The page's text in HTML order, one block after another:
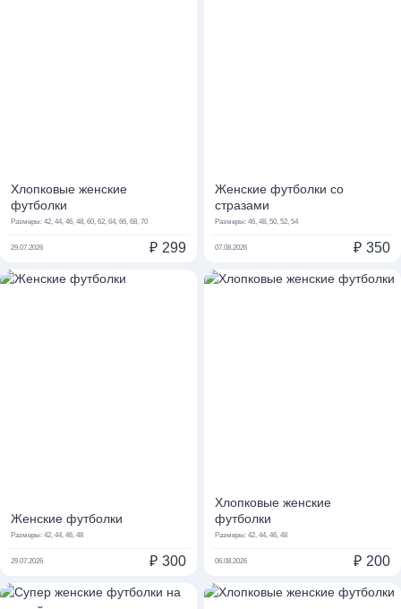
Хлопковые женские
футболки
Размеры: 42, 44, 46, 48, 60, 62, 64, 66, 68, 70
29.07.2026 ₽ 299
Женские футболки со
стразами
Размеры: 46, 48, 50, 52, 54
07.08.2026 ₽ 350
Женские футболки
Размеры: 42, 44, 46, 48
29.07.2026 ₽ 300
Хлопковые женские
футболки
Размеры: 42, 44, 46, 48
06.08.2026 ₽ 200